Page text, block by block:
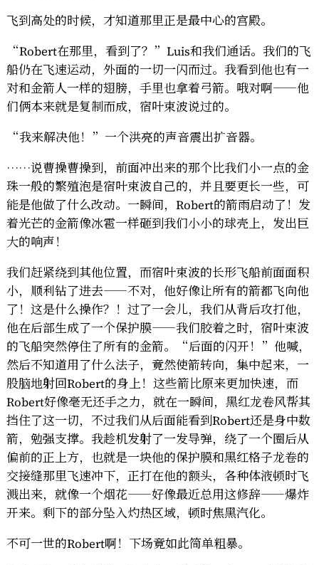
飞到高处的时候，才知道那里正是最中心的宫殿。
“Robert在那里，看到了？”Luis和我们通话。我们的飞
船仍在飞速运动，外面的一切一闪而过。我看到他也有一
对和金箭人一样的翅膀，手里也拿着弓箭。哦对啊——他
们俩本来就是复制而成，宿叶束波说过的。
“我来解决他！”一个洪亮的声音震出扩音器。
……说曹操曹操到，前面冲出来的那个比我们小一点的金
珠一般的繁殖泡是宿叶束波自己的，并且要更长一些，可
能是他做了什么改动。一瞬间，Robert的箭雨启动了！发
着光芒的金箭像冰雹一样砸到我们小小的球壳上，发出巨
大的响声！
我们赶紧绕到其他位置，而宿叶束波的长形飞船前面面积
小，顺利钻了进去——不对，他好像让所有的箭都飞向他
了！这是什么操作？！过了一会儿，我们从背后攻打他，
他在后部生成了一个保护膜——我们胶着之时，宿叶束波
的飞船突然停住了所有的金箭。“后面的闪开！”他喊，
然后不知道用了什么法子，竟然使箭转向，集中起来，一
股脑地射回Robert的身上！这些箭比原来更加快速，而
Robert好像毫无还手之力，就在一瞬间，黑红龙卷风帮其
挡住了这一切，不过我们从后面能看到Robert还是身中数
箭，勉强支撑。我趁机发射了一发导弹，绕了一个圈后从
偏前的正上方，也就是一块他的保护膜和黑红格子龙卷的
交接缝那里飞速冲下，正打在他的额头，各种体液顿时飞
溅出来，就像一个烟花——好像最近总用这修辞——爆炸
开来。剩下的部分坠入灼热区域，顿时焦黑汽化。
不可一世的Robert啊！下场竟如此简单粗暴。